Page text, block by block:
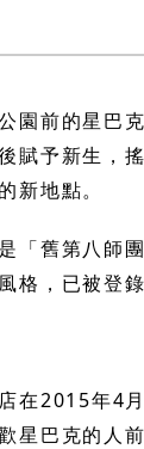
園前的星巴
賦予新生，
新地點。
「舊第八師
格，已被登
在2015年4
星巴克的人